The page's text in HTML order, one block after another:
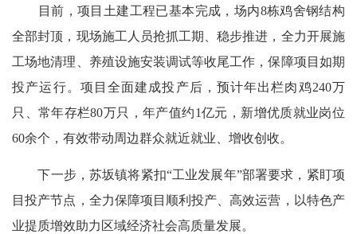
目前，项目土建工程已基本完成，场内8栋鸡舍钢结构
全部封顶，现场施工人员抢抓工期、稳步推进，全力开展施
工场地清理、养殖设施安装调试等收尾工作，保障项目如期
投产运行。项目全面建成投产后，预计年出栏肉鸡240万
只、常年存栏80万只，年产值约1亿元，新增优质就业岗位
60余个，有效带动周边群众就近就业、增收创收。
下一步，苏坂镇将紧扣“工业发展年”部署要求，紧盯项
目投产节点，全力保障项目顺利投产、高效运营，以特色产
业提质增效助力区域经济社会高质量发展。